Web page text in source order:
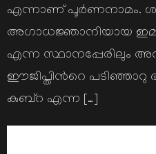
എന്നാണ് പൂര്‍ണനാമം.
അഗാധജ്ഞാനിയായ
എന്ന സ്ഥാനപ്പേരിലും
ഈജിപ്തിന്‍റെ പടിഞ്ഞാറു
കുബ്റ എന്ന […]